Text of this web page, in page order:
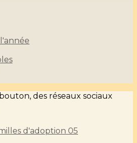
des réseaux sociaux